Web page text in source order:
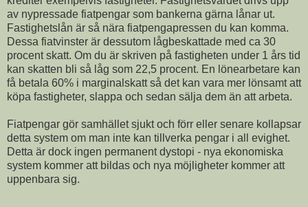
av nypressade fiatpengar som bankerna gärna lånar ut.
Fastighetslån är så nära fiatpengapressen du kan komma.
Dessa fiatvinster är dessutom lågbeskattade med ca 30
procent skatt. Om du är skriven på fastigheten under 1 års tid
kan skatten bli så låg som 22,5 procent. En lönearbetare kan
få betala 60% i marginalskatt så det kan vara mer lönsamt att
köpa fastigheter, slappa och sedan sälja dem än att arbeta.
Fiatpengar gör samhället sjukt och förr eller senare kollapsar
detta system om man inte kan tillverka pengar i all evighet.
Detta är dock ingen permanent dystopi - nya ekonomiska
system kommer att bildas och nya möjligheter kommer att
uppenbara sig.